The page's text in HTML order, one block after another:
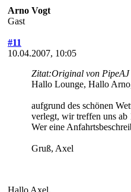
Arno Vogt
Gast
#11
10.04.2007, 10:05
Zitat:Original von PipeAJ
Hallo Lounge, Hallo
aufgrund des schönen
verlegt, wir treffen uns ab
Wer eine
Gruß, Axel
Hallo Axel,